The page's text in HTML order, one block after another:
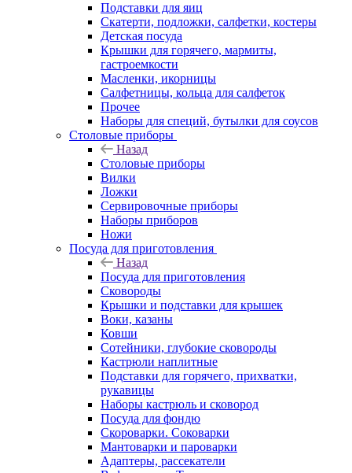
Подставки для яиц
Скатерти, подложки, салфетки, костеры
Детская посуда
Крышки для горячего, мармиты,
гастроемкости
Масленки, икорницы
Салфетницы, кольца для салфеток
Прочее
Наборы для специй, бутылки для соусов
Столовые приборы
Назад
Столовые приборы
Вилки
Ложки
Сервировочные приборы
Наборы приборов
Ножи
Посуда для приготовления
Назад
Посуда для приготовления
Сковороды
Крышки и подставки для крышек
Воки, казаны
Ковши
Сотейники, глубокие сковороды
Кастрюли наплитные
Подставки для горячего, прихватки,
рукавицы
Наборы кастрюль и сковород
Посуда для фондю
Скороварки. Соковарки
Мантоварки и пароварки
Адаптеры, рассекатели